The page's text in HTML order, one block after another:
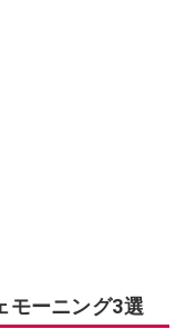
モーニング3選